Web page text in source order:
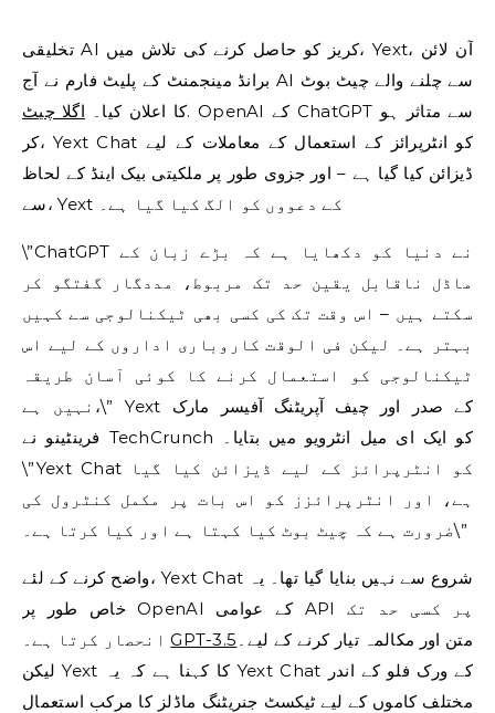
تخلیقی AI کریز کو حاصل کرنے کی تلاش میں، Yext، آن لائن
برانڈ مینجمنٹ کے پلیٹ فارم نے آج AI سے چلنے والے چیٹ بوٹ
کا اعلان کیا۔ اگلا چیٹ
. OpenAI کے ChatGPT سے متاثر ہو
کر، Yext Chat کو انٹرپرائز کے استعمال کے معاملات کے لیے
ڈیزائن کیا گیا ہے – اور جزوی طور پر ملکیتی بیک اینڈ کے لحاظ
سے، Yext کے دعووں کو الگ کیا گیا ہے۔
\”ChatGPT نے دنیا کو دکھایا ہے کہ بڑے زبان کے
ماڈل ناقابل یقین حد تک مربوط، مددگار گفتگو کر
سکتے ہیں – اس وقت تک کی کسی بھی ٹیکنالوجی سے کہیں
بہتر ہے۔ لیکن فی الوقت کاروباری اداروں کے لیے اس
ٹیکنالوجی کو استعمال کرنے کا کوئی آسان طریقہ
نہیں ہے،\” Yext کے صدر اور چیف آپریٹنگ آفیسر مارک
فرینٹینو نے TechCrunch کو ایک ای میل انٹرویو میں بتایا۔
\”Yext Chat کو انٹرپرائز کے لیے ڈیزائن کیا گیا
ہے، اور انٹرپرائزز کو اس بات پر مکمل کنٹرول کی
ضرورت ہے کہ چیٹ بوٹ کیا کہتا ہے اور کیا کرتا ہے۔\”
واضح کرنے کے لئے، Yext Chat شروع سے نہیں بنایا گیا تھا۔ یہ
خاص طور پر OpenAI کے عوامی API پر کسی حد تک
انحصار کرتا ہے۔GPT-3.5 متن اور مکالمہ تیار کرنے کے لیے۔
لیکن Yext کا کہنا ہے کہ یہ Yext Chat کے ورک فلو کے اندر
مختلف کاموں کے لیے ٹیکسٹ جنریٹنگ ماڈلز کا مرکب استعمال